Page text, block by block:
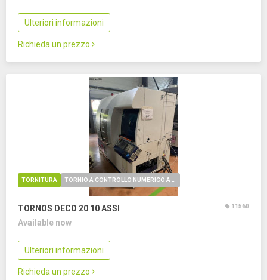
Ulteriori informazioni
Richieda un prezzo
TORNITURA
TORNOS DECO 20 10 ASSI 11560
Available now
Ulteriori informazioni
Richieda un prezzo